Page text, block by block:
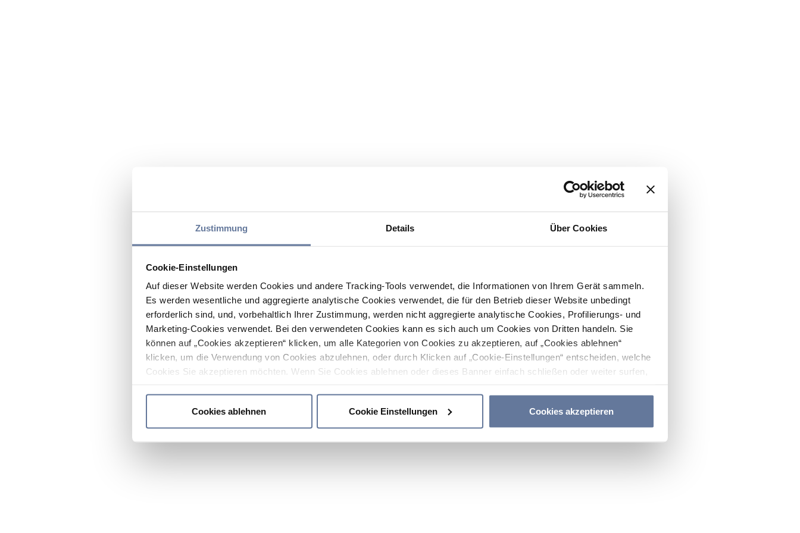
Zustimmung Details Über Cookies
Cookie-Einstellungen
Auf dieser Website werden Cookies und andere Tracking-Tools verwendet, die Informationen von Ihrem Gerät sammeln.
Es werden wesentliche und aggregierte analytische Cookies verwendet, die für den Betrieb dieser Website unbedingt
erforderlich sind, und, vorbehaltlich Ihrer Zustimmung, werden nicht aggregierte analytische Cookies, Profilierungs- und
Marketing-Cookies verwendet. Bei den verwendeten Cookies kann es sich auch um Cookies von Dritten handeln. Sie
können auf „Cookies akzeptieren“ klicken, um alle Kategorien von Cookies zu akzeptieren, auf „Cookies ablehnen“
klicken, um die Verwendung von Cookies abzulehnen, oder durch Klicken auf „Cookie-Einstellungen“ entscheiden, welche
Cookies Sie akzeptieren möchten. Wenn Sie Cookies ablehnen oder dieses Banner einfach schließen oder weiter surfen,
Cookies ablehnen
Cookie Einstellungen Cookies akzeptieren